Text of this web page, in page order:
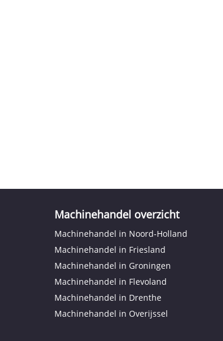
Machinehandel overzicht
Machinehandel in Noord-Holland
Machinehandel in Friesland
Machinehandel in Groningen
Machinehandel in Flevoland
Machinehandel in Drenthe
Machinehandel in Overijssel